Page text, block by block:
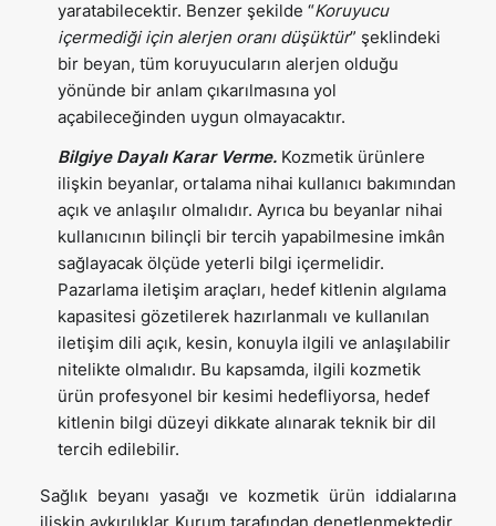
yaratabilecektir. Benzer şekilde “Koruyucu
içermediği için alerjen oranı düşüktür” şeklindeki
bir beyan, tüm koruyucuların alerjen olduğu
yönünde bir anlam çıkarılmasına yol
açabileceğinden uygun olmayacaktır.
Bilgiye Dayalı Karar Verme. Kozmetik ürünlere
ilişkin beyanlar, ortalama nihai kullanıcı bakımından
açık ve anlaşılır olmalıdır. Ayrıca bu beyanlar nihai
kullanıcının bilinçli bir tercih yapabilmesine imkân
sağlayacak ölçüde yeterli bilgi içermelidir.
Pazarlama iletişim araçları, hedef kitlenin algılama
kapasitesi gözetilerek hazırlanmalı ve kullanılan
iletişim dili açık, kesin, konuyla ilgili ve anlaşılabilir
nitelikte olmalıdır. Bu kapsamda, ilgili kozmetik
ürün profesyonel bir kesimi hedefliyorsa, hedef
kitlenin bilgi düzeyi dikkate alınarak teknik bir dil
tercih edilebilir.
Sağlık beyanı yasağı ve kozmetik ürün iddialarına